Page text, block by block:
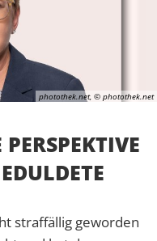
photothek.net, © photothek.net
straffällig geworden